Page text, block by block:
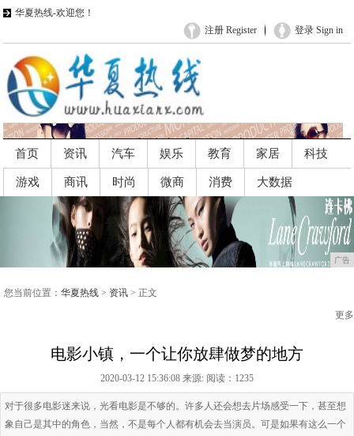
华夏热线-欢迎您！
登录 Sign in
注册 Register
首页 资讯 汽车 娱乐 教育 家居 科技
游戏 商讯 时尚 微商 消费 大数据
广告
您当前位置： 华夏热线 > 资讯 > 正文
更多
电影小镇，一个让你放肆做梦的地方
2020-03-12 15:36:08 来源: 阅读：1235
对于很多电影迷来说，光看电影是不够的。许多人还会想去片场感受一下，甚至想
象自己是其中的角色，当然，不是每个人都有机会去当演员。可是如果有这么一个